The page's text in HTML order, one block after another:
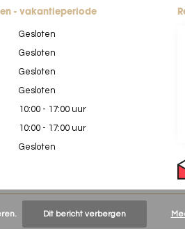
- vakantieperiode
Gesloten
Gesloten
Gesloten
Gesloten
10:00 - 17:00 uur
10:00 - 17:00 uur
Gesloten
Dit bericht verbergen